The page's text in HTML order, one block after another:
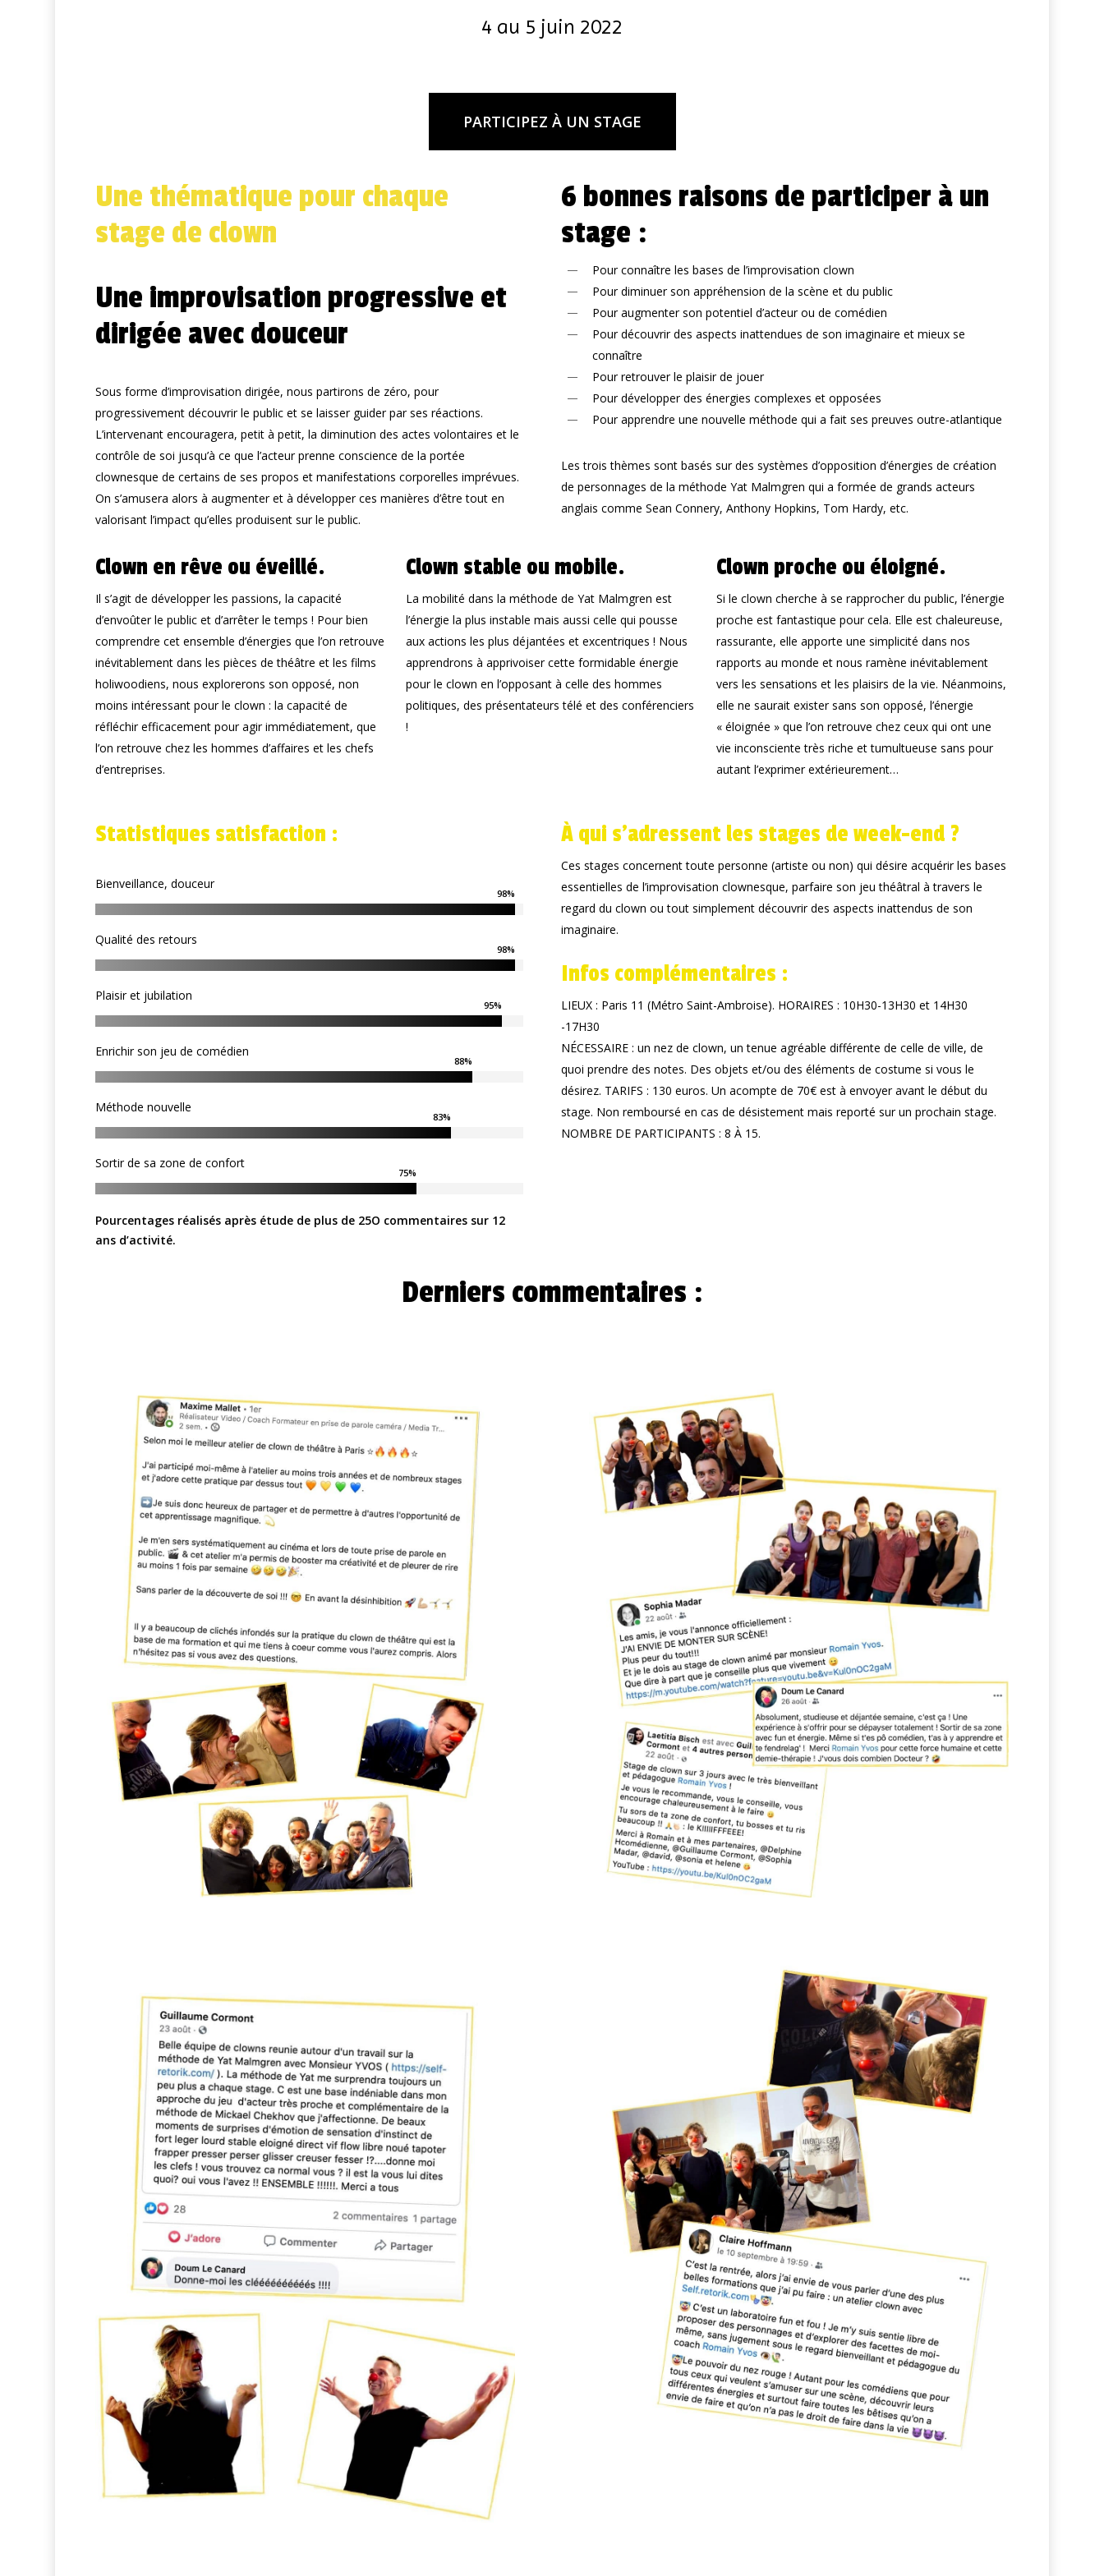
4 au 5 juin 2022
PARTICIPEZ À UN STAGE
Une thématique pour chaque
stage de clown
Une improvisation progressive et
dirigée avec douceur
Sous forme d’improvisation dirigée, nous partirons de zéro, pour
progressivement découvrir le public et se laisser guider par ses réactions.
L’intervenant encouragera, petit à petit, la diminution des actes volontaires et le
contrôle de soi jusqu’à ce que l’acteur prenne conscience de la portée
clownesque de certains de ses propos et manifestations corporelles imprévues.
On s’amusera alors à augmenter et à développer ces manières d’être tout en
valorisant l’impact qu’elles produisent sur le public.
6 bonnes raisons de participer à un
stage :
Pour connaître les bases de l’improvisation clown
Pour diminuer son appréhension de la scène et du public
Pour augmenter son potentiel d’acteur ou de comédien
Pour découvrir des aspects inattendues de son imaginaire et mieux se
connaître
Pour retrouver le plaisir de jouer
Pour développer des énergies complexes et opposées
Pour apprendre unenouvelle méthode qui a fait ses preuves outre-atlantique
Les trois thèmes sont basés sur des systèmes d’opposition d’énergies de création
de personnages de laméthode Yat Malmgren qui a formée de grands acteurs
anglais comme Sean Connery, Anthony Hopkins, Tom Hardy, etc.
Clown en rêve ou éveillé.
Il s’agit de développer les passions, la capacité
d’envoûter le public et d’arrêter le temps ! Pour bien
comprendre cet ensemble d’énergies que l’on retrouve
inévitablement dans les pièces de théâtre et les films
holiwoodiens, nous explorerons son opposé, non
moins intéressant pour le clown : la capacité de
réfléchir efficacement pour agir immédiatement, que
l’on retrouve chez les hommes d’affaires et les chefs
d’entreprises.
Clown stable ou mobile.
La mobilité dans laméthode de Yat Malmgren est
l’énergie la plus instable mais aussi celle qui pousse
aux actions les plus déjantées et excentriques ! Nous
apprendrons à apprivoiser cette formidable énergie
pour le clown en l’opposant à celle des hommes
politiques, des présentateurs télé et des conférenciers
!
Clown proche ou éloigné.
Si le clown cherche à se rapprocher du public, l’énergie
proche est fantastique pour cela. Elle est chaleureuse,
rassurante, elle apporte une simplicité dans nos
rapports au monde et nous ramène inévitablement
vers les sensations et les plaisirs de la vie. Néanmoins,
elle ne saurait exister sans son opposé, l’énergie
« éloignée » que l’on retrouve chez ceux qui ont une
vie inconsciente très riche et tumultueuse sans pour
autant l’exprimer extérieurement…
Statistiques satisfaction :
Bienveillance, douceur
98%
Qualité des retours
98%
Plaisir et jubilation
95%
Enrichir son jeu de comédien
88%
Méthode nouvelle
83%
Sortir de sa zone de confort
75%
Pourcentages réalisés après étude de plus de 25O commentaires sur 12
ans d’activité.
À qui s'adressent les stages de week-end ?
Ces stages concernent toute personne (artiste ou non) qui désire acquérir les bases
essentielles de l’improvisation clownesque, parfaire son jeu théâtral à travers le
regard du clown ou tout simplement découvrir des aspects inattendus de son
imaginaire.
Infos complémentaires :
LIEUX : Paris 11 (Métro Saint-Ambroise). HORAIRES : 10H30-13H30 et 14H30
-17H30
NÉCESSAIRE : un nez de clown, un tenue agréable différente de celle de ville, de
quoi prendre des notes. Des objets et/ou des éléments de costume si vous le
désirez. TARIFS : 130 euros. Un acompte de 70€ est à envoyer avant le début du
stage. Non remboursé en cas de désistement mais reporté sur un prochain stage.
NOMBRE DE PARTICIPANTS : 8 À 15.
Derniers commentaires :